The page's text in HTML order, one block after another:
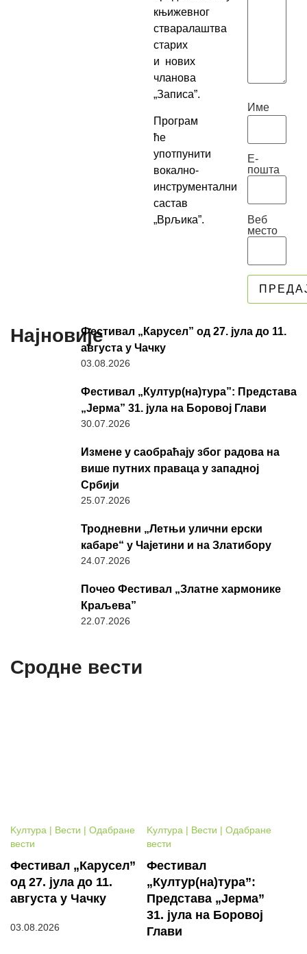
књижевног
стваралаштва
старих
и нових
чланова
„Записа”.
Програм
ће
употпунити
вокално-
инструментални
састав
„Врљика”.
Име
Е-
пошта
Веб
место
НајновијеФестивал „Карусел” од 27. јула до 11.
августа у Чачку
03.08.2026
Фестивал „Култур(на)тура”: Представа
„Јерма” 31. јула на Боровој Глави
30.07.2026
Измене у саобраћају због радова на
више путних праваца у западној
Србији
25.07.2026
Тродневни „Летњи улични ерски
кабаре“ у Чајетини и на Златибору
24.07.2026
Почео Фестивал „Златне хармонике
Краљева”
22.07.2026
Сродне вести
Kултура | Вести | Одабране
вести
Фестивал „Карусел”
од 27. јула до 11.
августа у Чачку
03.08.2026
Kултура | Вести | Одабране
вести
Фестивал
„Култур(на)тура”:
Представа „Јерма”
31. јула на Боровој
Глави